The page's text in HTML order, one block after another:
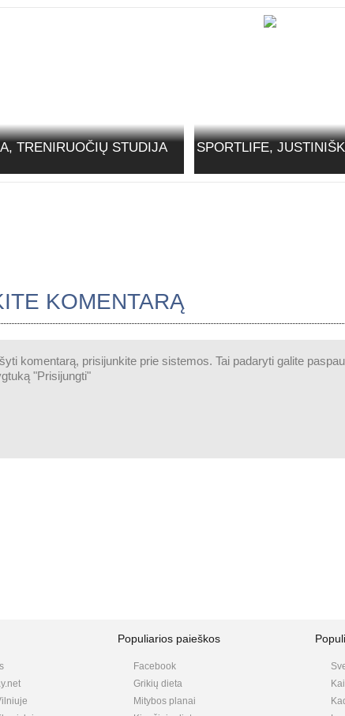
TRENIRUOČIŲ STUDIJA SPORTLIFE,
KOMENTARĄ
Populiarios paieškos
Facebook
Grikių dieta
Mitybos planai